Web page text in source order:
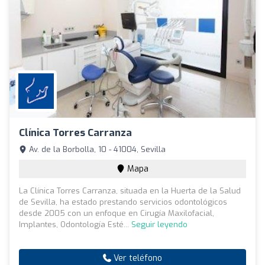
Clínica Torres Carranza
Av. de la Borbolla, 10 - 41004, Sevilla
Mapa
La Clínica Torres Carranza, situada en la Huerta de la Salud
de Sevilla, ha estado prestando servicios odontológicos
desde 2005 con un enfoque en Cirugía Maxilofacial,
Implantes, Odontología Esté... Seguir leyendo
Ver teléfono